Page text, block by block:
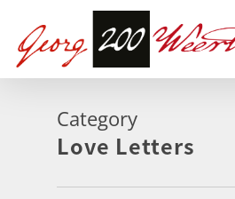
Category
Love Letters